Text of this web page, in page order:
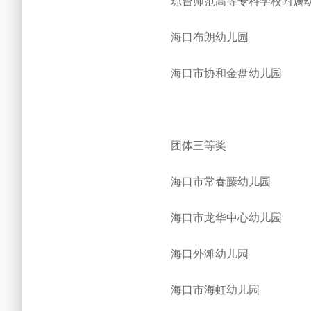
海口布朗幼儿园
海口市协和金盘幼儿园
团体三等奖
海口市常春藤幼儿园
海口市龙华中心幼儿园
海口外滩幼儿园
海口市海虹幼儿园